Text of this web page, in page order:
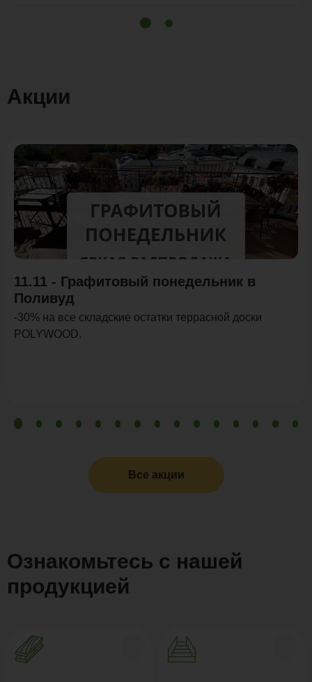
Акции
Акция
11.11 - Графитовый понедельник в
Поливуд
-30% на все складские остатки террасной доски
POLYWOOD.
Все акции
Ознакомьтесь с нашей
продукцией